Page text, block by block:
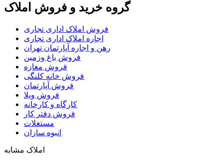
گروه خرید و فروش املاک
فروش املاک اداری تجاری
اجاره املاک اداری تجاری
رهن و اجاره آپارتمان تهران
فروش باغ وزمین
فروش مغازه
فروش خانه کلنگی
فروش آپارتمان
فروش ویلا
کارگاه و کارخانه
فروش دفتر کار
مستغلات
انبوه سازان
املاک مشابه